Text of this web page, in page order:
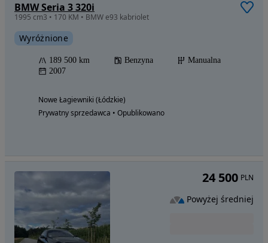
BMW Seria 3 320i
1995 cm3 • 170 KM • BMW e93 kabriolet
Wyróżnione
189 500 km Benzyna
Manualna
2007
Nowe Łagiewniki (Łódzkie)
Prywatny sprzedawca • Opublikowano
24 500 PLN
Powyżej średniej